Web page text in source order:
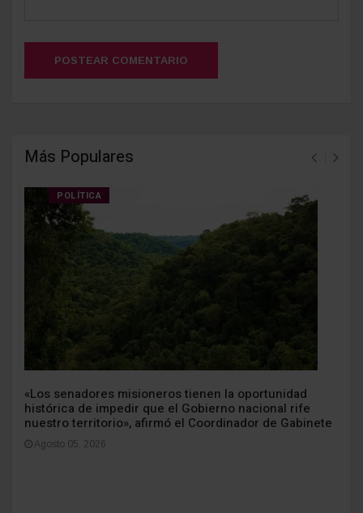
POSTEAR COMENTARIO
Más Populares
POLÍTICA
«Los senadores misioneros tienen la oportunidad
histórica de impedir que el Gobierno nacional rife
nuestro territorio», afirmó el Coordinador de Gabinete
Agosto 05, 2026